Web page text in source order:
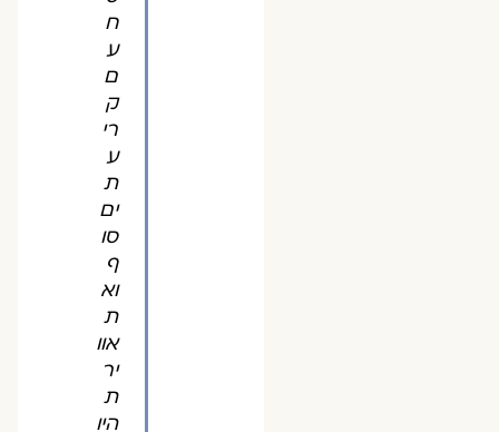
ח
ע
ם
ק
רי
ע
ת
ים
סו
ף
וא
ת
אוו
יר
ת
היו